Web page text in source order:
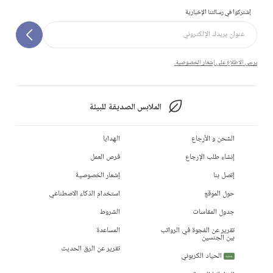
إشتركوا في رسالتنا الإخبارية
يرجى الاطلاع على إشعار الخصوصية.
الملابس الصديقة للبيئة
الشحن و الأرجاع
إنشاء طلب الإرجاع
إتصل بنا
حول الموقع
جدول المقاسات
تقرير عن الفجوة في الرواتب
بين الجنسين
جديد
الحياد الكربوني
الهدايا
فرص العمل
إشعار الخصوصية
استخدام الذكاء الاصطناعي
الشروط
المساعدة
تقرير عن الرق الحديث